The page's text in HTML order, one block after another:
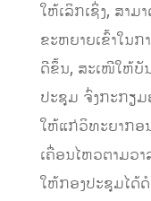
ໃຫ້ເລິກເຊິ່ງ, ສາມ
ຂະຫຍາຍເຂົ້າໃນ
ດີຂຶ້ນ, ສະເໜີໃຫ້ບັ
ປະຊຸມ ຈົ່ງກະກຽ
ໃຫ້ແກ່ວິທະຍາກອ
ເຄື່ອນໄຫວຕາມວ
ໃຫ້ກອງປະຊຸມໄດ້